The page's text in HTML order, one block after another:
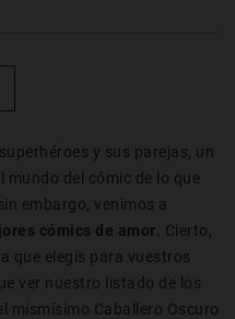
y sus parejas, un
del cómic de lo que
embargo, venimos a
cómics de amor . Cierto,
que elegís para vuestros
ver nuestro listado de los
mismísimo Caballero Oscuro